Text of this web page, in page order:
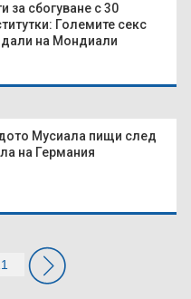
за сбогуване с 30
Големите секс
на Мондиали
Мусиала пищи след
на Германия